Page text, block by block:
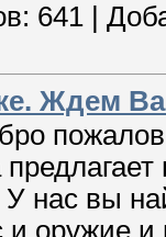
641
Ждем
нас вы
и оружие